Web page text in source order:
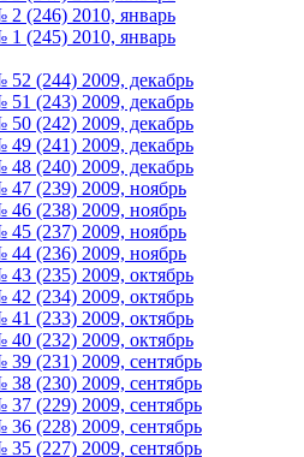
2 (246) 2010, январь
1 (245) 2010, январь
52 (244) 2009, декабрь
51 (243) 2009, декабрь
50 (242) 2009, декабрь
49 (241) 2009, декабрь
48 (240) 2009, декабрь
47 (239) 2009, ноябрь
46 (238) 2009, ноябрь
45 (237) 2009, ноябрь
44 (236) 2009, ноябрь
43 (235) 2009, октябрь
42 (234) 2009, октябрь
41 (233) 2009, октябрь
40 (232) 2009, октябрь
(231) 2009, сентябрь
(230) 2009, сентябрь
(229) 2009, сентябрь
(228) 2009, сентябрь
(227) 2009, сентябрь